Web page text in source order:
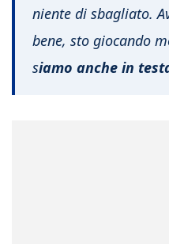
niente di sbagliato.
bene, sto giocando
siamo anche in